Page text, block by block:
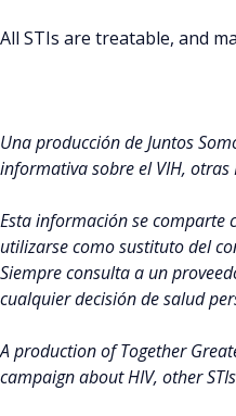
All STIs are treatable, and
Una producción de Juntos
informativa sobre el VIH, otras
Esta información se comparte
utilizarse como sustituto del
Siempre consulta a un
cualquier decisión de salud
A production of Together
campaign about HIV, other